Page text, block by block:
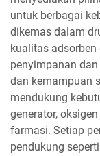
untuk berbagai
dikemas dalam
kualitas
penyimpanan
dan kemampuan
mendukung
generator,
farmasi. Setiap
pendukung